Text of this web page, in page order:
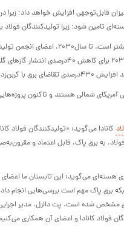
قابل‌توجهی افزایش خواهد داد؛ زیرا
تامین شود؛ زیرا تولیدکنندگان
بخش فولاد کانادا در حال انجام
۴۵درصد کاهش دهند که این امر
کانادا می‌گوید: «تولیدکنندگان فولاد
به برق پاک، قابل اعتماد و
می‌گوید: این تابستان ما اعضای
برق پاک مهم است بررسی‌هایی انجام
شده است. پت دالزل، مدیر اجرایی
فولاد کانادا و اعضای آن همکاری